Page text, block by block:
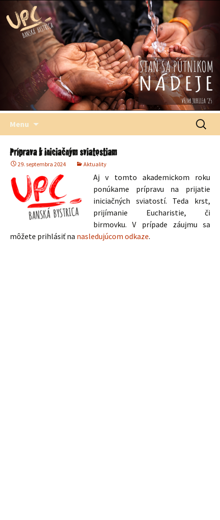
Univerzitnépastoračné centrum
Štefana Moysesa, biskupa, Banská Bystrica
Menu Hľadať:
Príprava k iniciačným sviatostiam
29. septembra 2024 Aktuality
Aj v tomto akademickom roku
ponúkame prípravu na prijatie
iniciačných sviatostí. Teda krst,
prijímanie Eucharistie, či
birmovku. V prípade záujmu sa
môžete prihlásiť na nasledujúcom odkaze.